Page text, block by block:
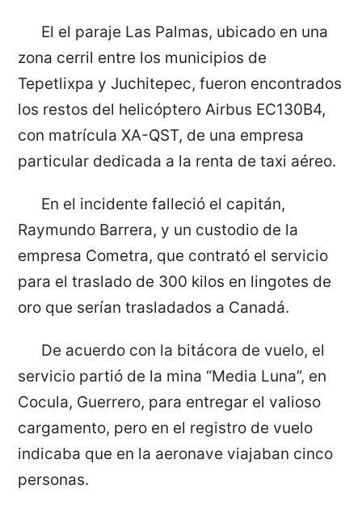
El el paraje Las Palmas, ubicado en una
zona cerril entre los municipios de
Tepetlixpa y Juchitepec, fueron encontrados
los restos del helicóptero Airbus EC130B4,
con matrícula XA-QST, de una empresa
particular dedicada a la renta de taxi aéreo.
En el incidente falleció el capitán,
Raymundo Barrera, y un custodio de la
empresa Cometra, que contrató el servicio
para el traslado de 300 kilos en lingotes de
oro que serían trasladados a Canadá.
De acuerdo con la bitácora de vuelo, el
servicio partió de la mina “Media Luna”, en
Cocula, Guerrero, para entregar el valioso
cargamento, pero en el registro de vuelo
indicaba que en la aeronave viajaban cinco
personas.